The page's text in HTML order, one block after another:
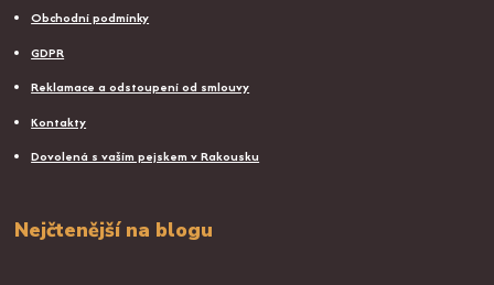
Obchodní podmínky
GDPR
Reklamace a odstoupení od smlouvy
Kontakty
Dovolená s vaším pejskem v Rakousku
Nejčtenější na blogu